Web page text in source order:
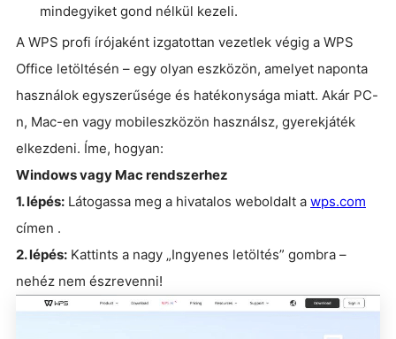
mindegyiket gond nélkül kezeli.
A WPS profi írójaként izgatottan vezetlek végig a WPS
Office letöltésén – egy olyan eszközön, amelyet naponta
használok egyszerűsége és hatékonysága miatt. Akár PC-
n, Mac-en vagy mobileszközön használsz, gyerekjáték
elkezdeni. Íme, hogyan:
Windows vagy Mac rendszerhez
1. lépés: Látogassa meg a hivatalos weboldalt a wps.com
címen .
2. lépés: Kattints a nagy „Ingyenes letöltés” gombra –
nehéz nem észrevenni!